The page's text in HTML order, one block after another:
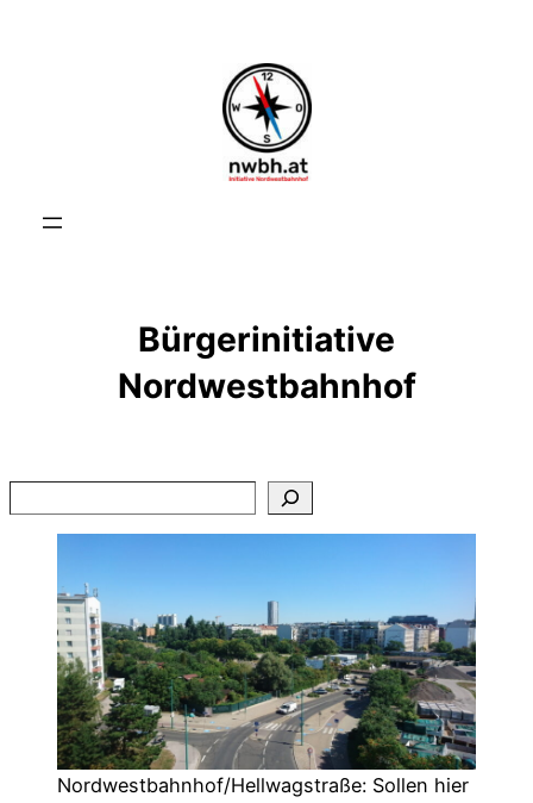
Bürgerinitiative
Nordwestbahnhof
Nordwestbahnhof/Hellwagstraße: Sollen hier